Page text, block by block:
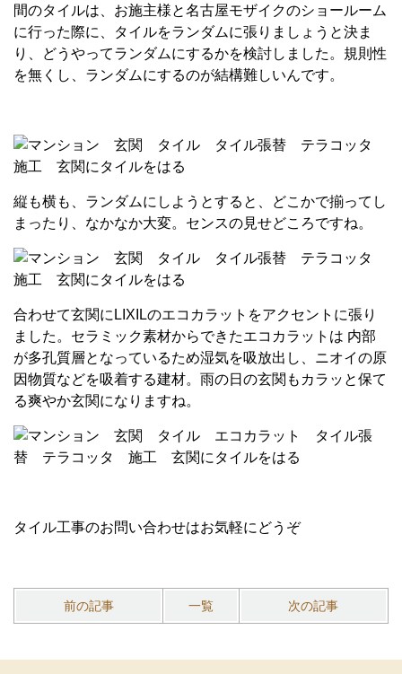
間のタイルは、お施主様と名古屋モザイクのショールーム
に行った際に、タイルをランダムに張りましょうと決ま
り、どうやってランダムにするかを検討しました。規則性
を無くし、ランダムにするのが結構難しいんです。
縦も横も、ランダムにしようとすると、どこかで揃ってし
まったり、なかなか大変。センスの見せどころですね。
合わせて玄関にLIXILのエコカラットをアクセントに張り
ました。セラミック素材からできたエコカラットは 内部
が多孔質層となっているため湿気を吸放出し、ニオイの原
因物質などを吸着する建材。雨の日の玄関もカラッと保て
る爽やか玄関になりますね。
タイル工事のお問い合わせはお気軽にどうぞ
前の記事 一覧 次の記事